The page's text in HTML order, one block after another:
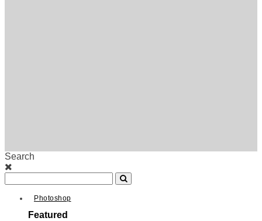
Search
Photoshop
Featured